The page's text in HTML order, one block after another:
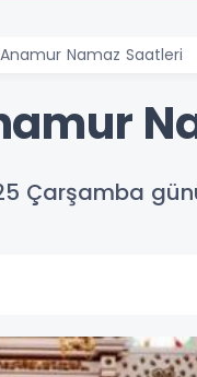
Namaz Saatleri
Çarşamba